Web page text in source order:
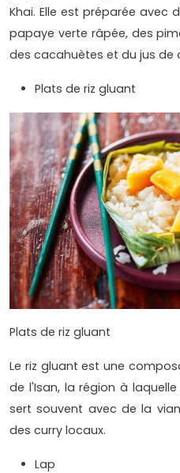
Khai. Elle est préparée avec
papaye verte râpée, des
des cacahuètes et du jus de
Plats de riz gluant
Plats de riz gluant
Le riz gluant est une
de l'Isan, la région à
sert souvent avec de la
des curry locaux.
Lap